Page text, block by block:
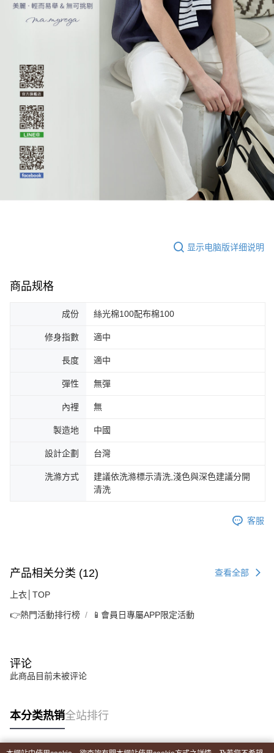
显示电脑版详细说明
商品规格
成份 絲光棉100配布棉100
修身指數 適中
長度 適中
彈性 無彈
內裡 無
製造地 中國
設計企劃 台灣
洗滌方式
建議依洗滌標示清洗,淺色與深色建議分開
清洗
客服
产品相关分类 (12) 查看全部
上衣│TOP
👉熱門活動排行榜 📱會員日專屬APP限定活動
评论
此商品目前未被评论
本分类热销全站排行